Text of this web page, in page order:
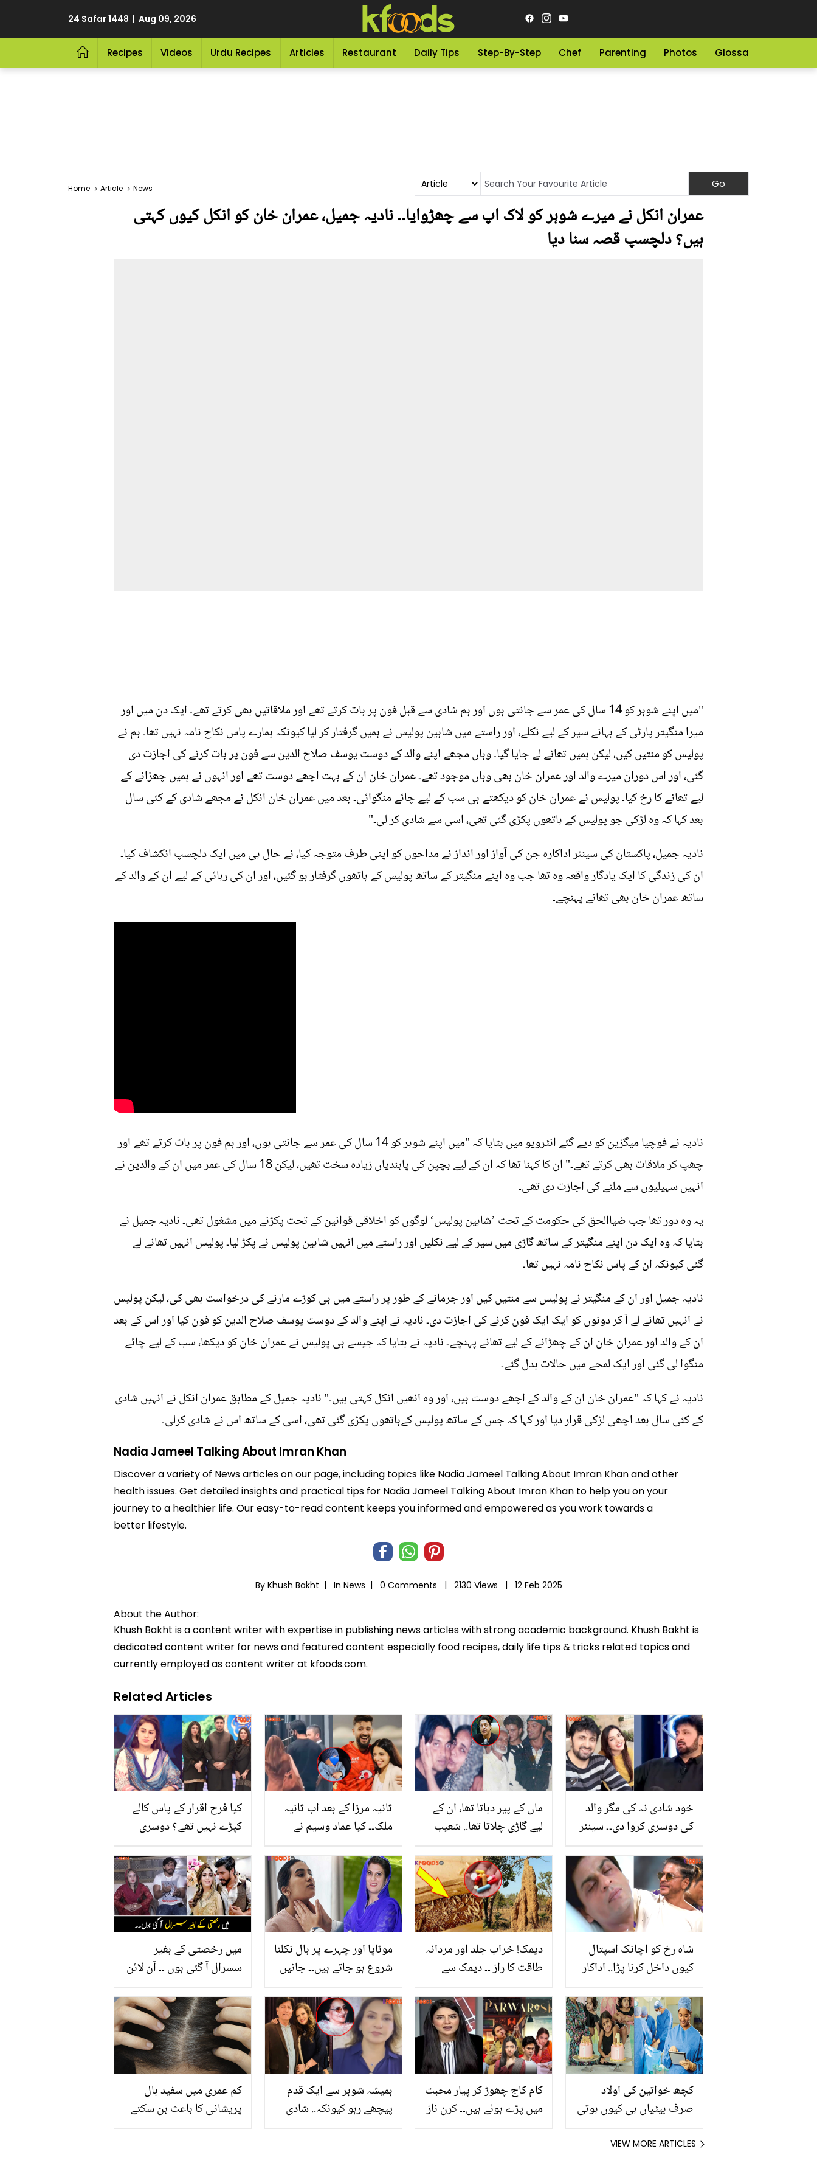
24 Safar 1448 | Aug 09, 2026
Recipes Videos Urdu Recipes Articles Restaurant Daily Tips Step-By-Step Chef Parenting Photos Glossary
Home Article News
عمران انکل نے میرے شوہر کو لاک اپ سے چھڑوایا۔۔ نادیہ جمیل، عمران خان کو انکل کیوں کہتی
ہیں؟ دلچسپ قصہ سنا دیا
"میں اپنے شوہر کو 14 سال کی عمر سے جانتی ہوں اور ہم شادی سے قبل فون پر بات کرتے تھے اور ملاقاتیں بھی کرتے تھے۔ ایک دن میں اور
میرا منگیتر پارٹی کے بہانے سیر کے لیے نکلے، اور راستے میں شاہین پولیس نے ہمیں گرفتار کر لیا کیونکہ ہمارے پاس نکاح نامہ نہیں تھا۔ ہم نے
پولیس کو منتیں کیں، لیکن ہمیں تھانے لے جایا گیا۔ وہاں مجھے اپنے والد کے دوست یوسف صلاح الدین سے فون پر بات کرنے کی اجازت دی
گئی، اور اس دوران میرے والد اور عمران خان بھی وہاں موجود تھے۔ عمران خان ان کے بہت اچھے دوست تھے اور انہوں نے ہمیں چھڑانے کے
لیے تھانے کا رخ کیا۔ پولیس نے عمران خان کو دیکھتے ہی سب کے لیے چائے منگوائی۔ بعد میں عمران خان انکل نے مجھے شادی کے کئی سال
بعد کہا کہ وہ لڑکی جو پولیس کے ہاتھوں پکڑی گئی تھی، اسی سے شادی کر لی۔"
نادیہ جمیل، پاکستان کی سینئر اداکارہ جن کی آواز اور انداز نے مداحوں کو اپنی طرف متوجہ کیا، نے حال ہی میں ایک دلچسپ انکشاف کیا۔
ان کی زندگی کا ایک یادگار واقعہ وہ تھا جب وہ اپنے منگیتر کے ساتھ پولیس کے ہاتھوں گرفتار ہو گئیں، اور ان کی رہائی کے لیے ان کے والد کے
ساتھ عمران خان بھی تھانے پہنچے۔
نادیہ نے فوچیا میگزین کو دیے گئے انٹرویو میں بتایا کہ "میں اپنے شوہر کو 14 سال کی عمر سے جانتی ہوں، اور ہم فون پر بات کرتے تھے اور
چھپ کر ملاقات بھی کرتے تھے۔" ان کا کہنا تھا کہ ان کے لیے بچپن کی پابندیاں زیادہ سخت تھیں، لیکن 18 سال کی عمر میں ان کے والدین نے
انہیں سہیلیوں سے ملنے کی اجازت دی تھی۔
یہ وہ دور تھا جب ضیاالحق کی حکومت کے تحت ’شاہین پولیس‘ لوگوں کو اخلاقی قوانین کے تحت پکڑنے میں مشغول تھی۔ نادیہ جمیل نے
بتایا کہ وہ ایک دن اپنے منگیتر کے ساتھ گاڑی میں سیر کے لیے نکلیں اور راستے میں انہیں شاہین پولیس نے پکڑ لیا۔ پولیس انہیں تھانے لے
گئی کیونکہ ان کے پاس نکاح نامہ نہیں تھا۔
نادیہ جمیل اور ان کے منگیتر نے پولیس سے منتیں کیں اور جرمانے کے طور پر راستے میں ہی کوڑے مارنے کی درخواست بھی کی، لیکن پولیس
نے انہیں تھانے لے آ کر دونوں کو ایک ایک فون کرنے کی اجازت دی۔ نادیہ نے اپنے والد کے دوست یوسف صلاح الدین کو فون کیا اور اس کے بعد
ان کے والد اور عمران خان ان کے چھڑانے کے لیے تھانے پہنچے۔ نادیہ نے بتایا کہ جیسے ہی پولیس نے عمران خان کو دیکھا، سب کے لیے چائے
منگوا لی گئی اور ایک لمحے میں حالات بدل گئے۔
نادیہ نے کہا کہ "عمران خان ان کے والد کے اچھے دوست ہیں، اور وہ انھیں انکل کہتی ہیں۔" نادیہ جمیل کے مطابق عمران انکل نے انہیں شادی
کے کئی سال بعد اچھی لڑکی قرار دیا اور کہا کہ جس کے ساتھ پولیس کےہاتھوں پکڑی گئی تھی، اسی کے ساتھ اس نے شادی کرلی۔
Nadia Jameel Talking About Imran Khan
Discover a variety of News articles on our page, including topics like Nadia Jameel Talking About Imran Khan and other
health issues. Get detailed insights and practical tips for Nadia Jameel Talking About Imran Khan to help you on your
journey to a healthier life. Our easy-to-read content keeps you informed and empowered as you work towards a
better lifestyle.
By Khush Bakht | In News | 0 Comments | 2130 Views | 12 Feb 2025
About the Author:
Khush Bakht is a content writer with expertise in publishing news articles with strong academic background. Khush Bakht is
dedicated content writer for news and featured content especially food recipes, daily life tips & tricks related topics and
currently employed as content writer at kfoods.com.
Related Articles
کیا فرح اقرار کے پاس کالے
کپڑے نہیں تھے؟ دوسری
موجودگی کے بعد لوگوں کا
اقرار الحسن سے سوال
ثانیہ مرزا کے بعد اب ثانیہ
ملک۔۔ کیا عماد وسیم نے
دیا؟ بچے کی پیدائش پر
اہلیہ کی جذباتی پوسٹ
وائرل
ماں کے پیر دباتا تھا، ان کے
لیے گاڑی چلاتا تھا.. شعیب
اور کامیاب ہونے کا کیا
فارمولہ بتایا؟
خود شادی نہ کی مگر والد
کی دوسری کروا دی۔۔ سینئر
سب سے بڑا دکھ کیا ہے؟
بتاتے ہوئے جذباتی
میں رخصتی کے بغیر
سسرال آ گئی ہوں ۔۔ آن لائن
بہو نے کیسی قربانی دی جو
شوہر اس کے گن گاتا ہے؟
موٹاپا اور چہرے پر بال نکلنا
شروع ہو جاتے ہیں۔۔ جانیں
کیا علاج بتاتی ہیں؟ جو آپ
کی مشکل آسان کرسکتا ہے
دیمک! خراب جلد اور مردانہ
طاقت کا راز ۔۔ دیمک سے
مرتبہ اس کے فائدے بھی تو
جان لیں
شاہ رخ کو اچانک اسپتال
کیوں داخل کرنا پڑا.. اداکار
کم عمری میں سفید بال
پریشانی کا باعث بن سکتے
ہمیشہ شوہر سے ایک قدم
پیچھے رہو کیونکہ.. شادی
کام کاج چھوڑ کر پیار محبت
میں پڑے ہوئے ہیں۔۔ کرن ناز
کچھ خواتین کی اولاد
صرف بیٹیاں ہی کیوں ہوتی
پیدا ہونے کی وہ وجہ جو
VIEW MORE ARTICLES